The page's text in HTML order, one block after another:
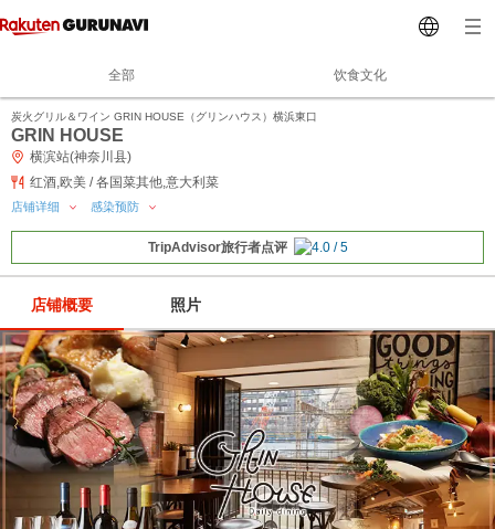
全部 饮食文化
炭火グリル＆ワイン GRIN HOUSE（グリンハウス）横浜東口
GRIN HOUSE
横滨站(神奈川县)
红酒,欧美 / 各国菜其他,意大利菜
店铺详细 感染预防
TripAdvisor旅行者点评
店铺概要 照片